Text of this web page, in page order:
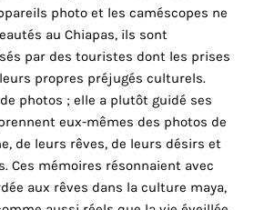
photo et les caméscopes ne
au Chiapas, ils sont
par des touristes dont les prises
propres préjugés culturels.
photos ; elle a plutôt guidé ses
eux-mêmes des photos de
de leurs rêves, de leurs désirs et
Ces mémoires résonnaient avec
aux rêves dans la culture maya,